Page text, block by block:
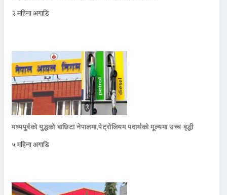
२ महिना अगाडि
मध्यपुर्बको युद्धको बाछिटा नेपालमा,पेट्रोलियम पदार्थको मूल्यमा उच्च बृद्धी
५ महिना अगाडि